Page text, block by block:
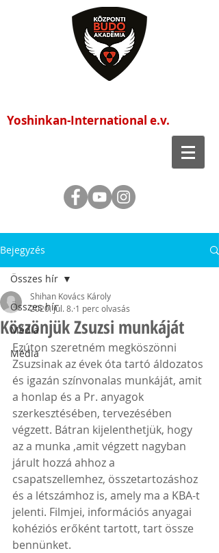
Yoshinkan-International e.v.
Bejegyzés
Összes hír
Média
Média
Összes hír
Köszönjük Zsuzsi munkáját
Shihan Kovács Károly
2020. júl. 8. 1 perc olvasás
Ezúton szeretném megköszönni
Zsuzsinak az évek óta tartó áldozatos
és igazán színvonalas munkáját, amit
a honlap és a Pr. anyagok
szerkesztésében, tervezésében
végzett. Bátran kijelenthetjük, hogy
az a munka ,amit végzett nagyban
járult hozzá ahhoz a
csapatszellemhez, összetartozáshoz
és a létszámhoz is, amely ma a KBA-t
jelenti. Filmjei, információs anyagai
kohéziós erőként tartott, tart össze
bennünket.